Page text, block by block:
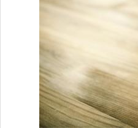
úspechu iných?", ich
By Anna Lojeková
3/
23226 Views,
0 Comments